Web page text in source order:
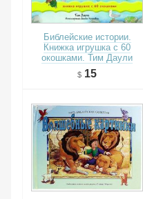
Библейские истории.
Книжка игрушка с 60
окошками. Тим Даули
15